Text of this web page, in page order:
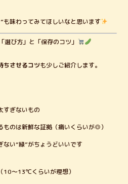
も味わってみてほしいなと思います
び方」と「保存のコツ」
ちさせるコツも少しご紹介します。
すぎないもの
ものは新鮮な証拠（痛いくらいが◎）
い“緑”がちょうどいいです
10〜13℃くらいが理想）